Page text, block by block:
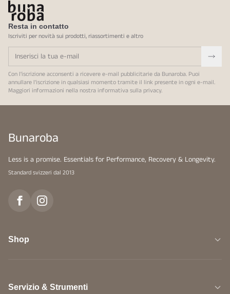
Resta in contatto
Iscriviti per novità sui prodotti, riassortimenti e altro
Con l'iscrizione acconsenti a ricevere e-mail pubblicitarie da Bunaroba. Puoi
annullare l'iscrizione in qualsiasi momento tramite il link presente in ogni e-mail.
Maggiori informazioni nella nostra informativa sulla privacy.
Bunaroba
Less is a promise. Essentials for Performance, Recovery & Longevity.
Standard svizzeri dal 2013
Shop
Servizio & Strumenti